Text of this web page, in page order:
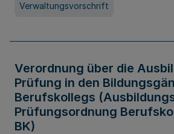
Verwaltungsvorschrift
Verordnung über die
Prüfung in den
Berufskollegs
Prüfungsordnung
BK)